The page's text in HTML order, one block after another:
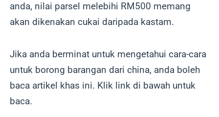
anda, nilai parsel melebihi RM500 memang
akan dikenakan cukai daripada kastam.
Jika anda berminat untuk mengetahui cara-cara
untuk borong barangan dari china, anda boleh
baca artikel khas ini. Klik link di bawah untuk
baca.